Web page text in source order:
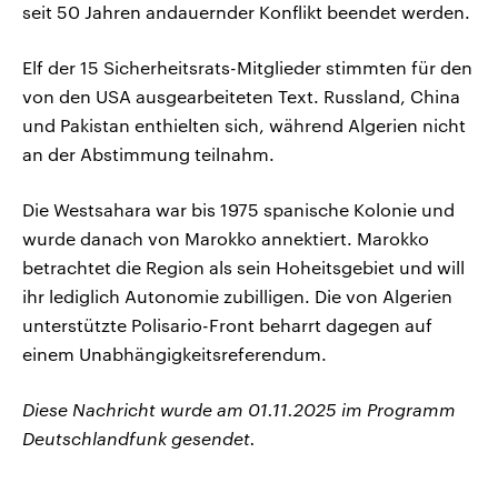
seit 50 Jahren andauernder Konflikt beendet werden.
Elf der 15 Sicherheitsrats-Mitglieder stimmten für den
von den USA ausgearbeiteten Text. Russland, China
und Pakistan enthielten sich, während Algerien nicht
an der Abstimmung teilnahm.
Die Westsahara war bis 1975 spanische Kolonie und
wurde danach von Marokko annektiert. Marokko
betrachtet die Region als sein Hoheitsgebiet und will
ihr lediglich Autonomie zubilligen. Die von Algerien
unterstützte Polisario-Front beharrt dagegen auf
einem Unabhängigkeitsreferendum.
Diese Nachricht wurde am 01.11.2025 im Programm
Deutschlandfunk gesendet.